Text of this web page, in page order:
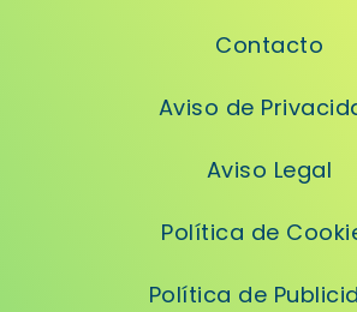
Contacto
Aviso de
Aviso Legal
Política de
Política de